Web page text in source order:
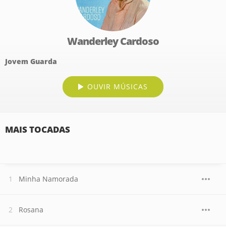
Wanderley Cardoso
Jovem Guarda
OUVIR MÚSICAS
MAIS TOCADAS
Minha Namorada
Rosana